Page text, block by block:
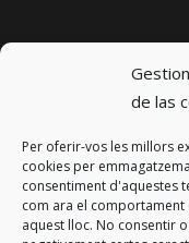
de las
Per oferir-vos les millors
cookies per
consentiment d'aquestes
com ara el comportament
aquest lloc. No consentir